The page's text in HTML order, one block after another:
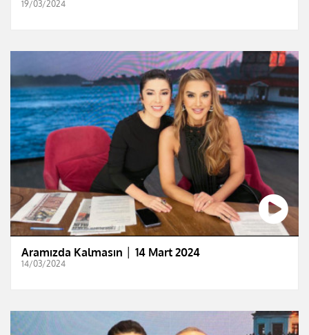
19/03/2024
Aramızda Kalmasın │ 14 Mart 2024
14/03/2024